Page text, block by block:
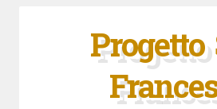
Progetto